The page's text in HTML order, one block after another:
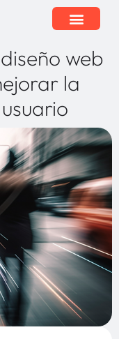
web
la